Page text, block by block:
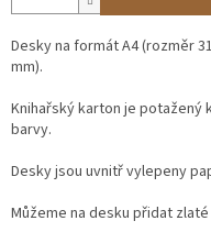
Desky na formát A4 (rozměr
mm).
Knihařský karton je potažený
barvy.
Desky jsou uvnitř vylepeny
Můžeme na desku přidat